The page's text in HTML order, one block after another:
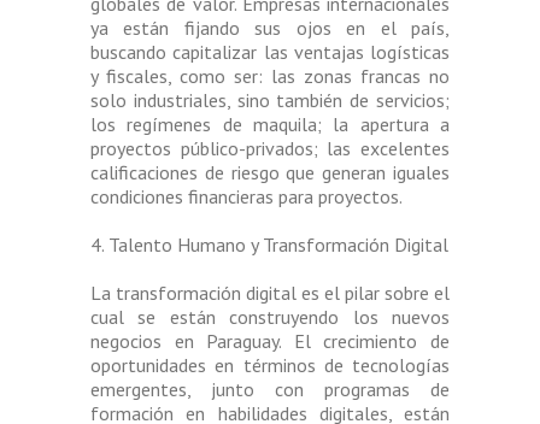
ya están fijando sus ojos en el país,
buscando capitalizar las ventajas logísticas
y fiscales, como ser: las zonas francas no
solo industriales, sino también de servicios;
los regímenes de maquila; la apertura a
proyectos público-privados; las excelentes
calificaciones de riesgo que generan iguales
condiciones financieras para proyectos.
4. Talento Humano y Transformación Digital
La transformación digital es el pilar sobre el
cual se están construyendo los nuevos
negocios en Paraguay. El crecimiento de
oportunidades en términos de tecnologías
emergentes, junto con programas de
formación en habilidades digitales, están